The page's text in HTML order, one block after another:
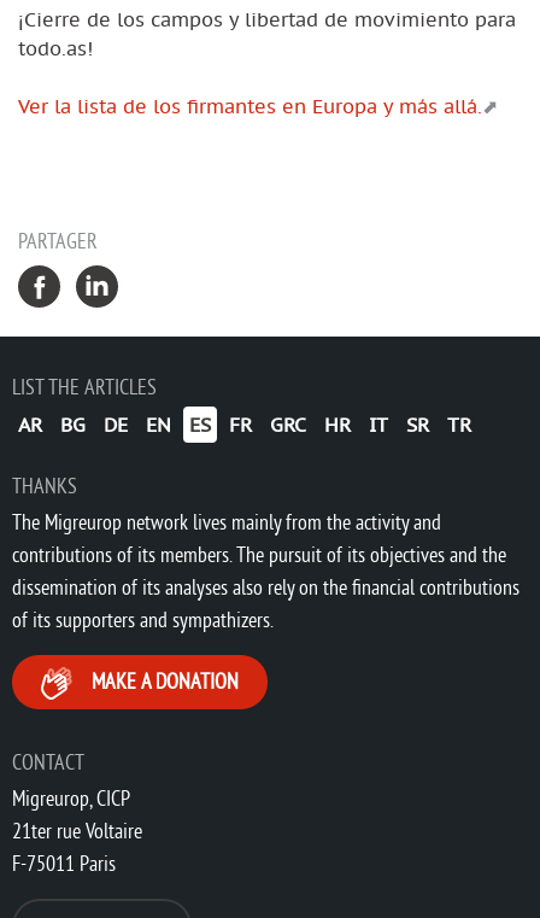
¡Cierre de los campos y libertad de movimiento para
todo.as!
Ver la lista de los firmantes en Europa y más allá.
PARTAGER
LIST THE ARTICLES
AR BG DE EN ES FR GRC HR IT SR TR
CONTACT
Migreurop, CICP
21ter rue Voltaire
F-75011 Paris
THANKS
The Migreurop network lives mainly from the activity and
contributions of its members. The pursuit of its objectives and the
dissemination of its analyses also rely on the financial contributions
of its supporters and sympathizers.
MAKE A DONATION